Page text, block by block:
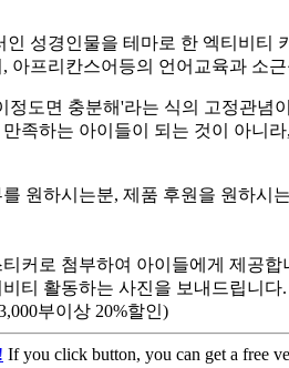
성경인물을 테마로 한 엑티비티
프리칸스어등의 언어교육과 소
도면 충분해'라는 식의 고정관념
족하는 아이들이 되는 것이 아니
원하시는분, 제품 후원을 원하시
커로 첨부하여 아이들에게 제공합
티 활동하는 사진을 보내드립니다.
부이상 20%할인)
If you click button, you can get a free